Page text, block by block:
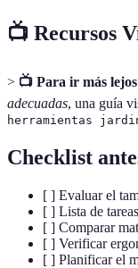
📺 Recursos
> 📺 Para ir más
adecuadas, una guía
herramientas
Checklist
[ ] Evaluar el
[ ] Lista de
[ ] Comparar
[ ] Verificar
[ ] Planificar el